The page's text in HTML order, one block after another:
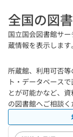
全国の図
国立国会図書館サ
蔵情報を表示します。
所蔵館、利用可否
ト・データベース
とが可能かなど、
の図書館へご相談